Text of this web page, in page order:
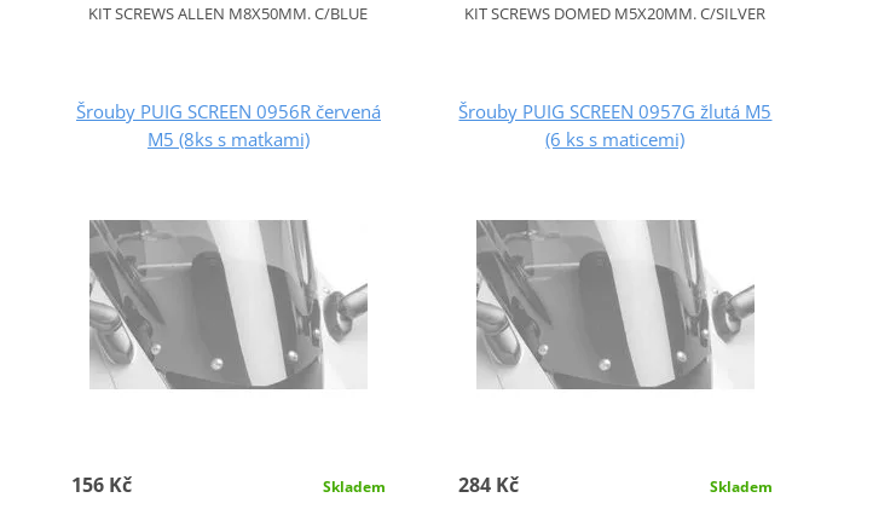
KIT SCREWS ALLEN M8X50MM. C/BLUE KIT SCREWS DOMED M5X20MM. C/SILVER
Šrouby PUIG SCREEN 0956R červená
M5 (8ks s matkami)
156 Kč Skladem
Šrouby PUIG SCREEN 0957G žlutá M5
(6 ks s maticemi)
284 Kč Skladem